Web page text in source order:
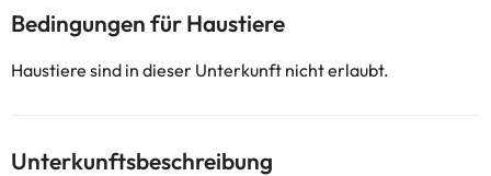
Bedingungen für Haustiere
Haustiere sind in dieser Unterkunft nicht erlaubt.
Unterkunftsbeschreibung